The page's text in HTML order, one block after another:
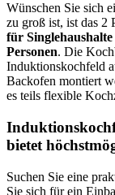
Wünschen Sie sich
zu groß ist, ist das 2
für
Personen. Die
Induktionskochfeld
Backofen montiert
es teils flexible
bietet
Suchen Sie eine
Sie sich für ein